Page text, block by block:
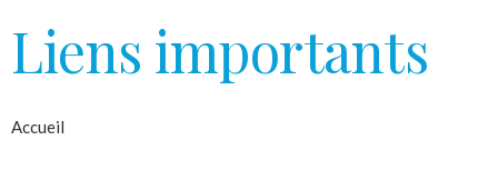
Liens importants
Accueil